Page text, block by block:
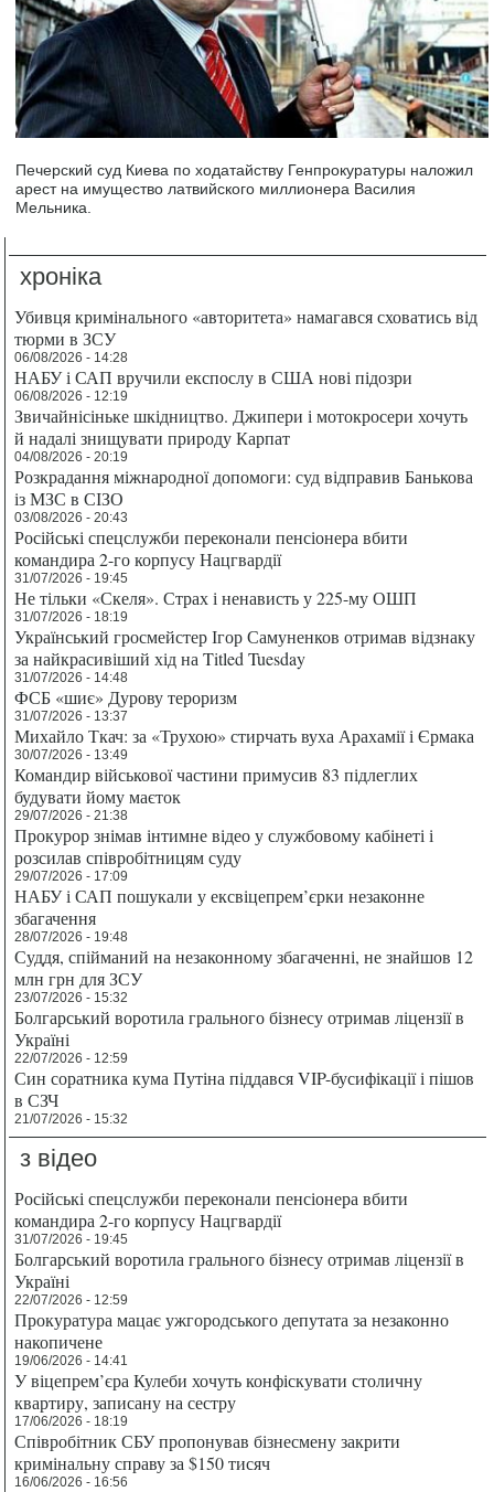
Печерский суд Киева по ходатайству Генпрокуратуры наложил
арест на имущество латвийского миллионера Василия
Мельника.
хроніка
Убивця кримінального «авторитета» намагався сховатись від
тюрми в ЗСУ
06/08/2026 - 14:28
НАБУ і САП вручили експослу в США нові підозри
06/08/2026 - 12:19
Звичайнісіньке шкідництво. Джипери і мотокросери хочуть
й надалі знищувати природу Карпат
04/08/2026 - 20:19
Розкрадання міжнародної допомоги: суд відправив Банькова
із МЗС в СІЗО
03/08/2026 - 20:43
Російські спецслужби переконали пенсіонера вбити
командира 2-го корпусу Нацгвардії
31/07/2026 - 19:45
Не тільки «Скеля». Страх і ненависть у 225-му ОШП
31/07/2026 - 18:19
Український гросмейстер Ігор Самуненков отримав відзнаку
за найкрасивіший хід на Titled Tuesday
31/07/2026 - 14:48
ФСБ «шиє» Дурову тероризм
31/07/2026 - 13:37
Михайло Ткач: за «Трухою» стирчать вуха Арахамії і Єрмака
30/07/2026 - 13:49
Командир військової частини примусив 83 підлеглих
будувати йому маєток
29/07/2026 - 21:38
Прокурор знімав інтимне відео у службовому кабінеті і
розсилав співробітницям суду
29/07/2026 - 17:09
НАБУ і САП пошукали у ексвіцепрем’єрки незаконне
збагачення
28/07/2026 - 19:48
Суддя, спійманий на незаконному збагаченні, не знайшов 12
млн грн для ЗСУ
23/07/2026 - 15:32
Болгарський воротила грального бізнесу отримав ліцензії в
Україні
22/07/2026 - 12:59
Син соратника кума Путіна піддався VIP-бусифікації і пішов
в СЗЧ
21/07/2026 - 15:32
з відео
Російські спецслужби переконали пенсіонера вбити
командира 2-го корпусу Нацгвардії
31/07/2026 - 19:45
Болгарський воротила грального бізнесу отримав ліцензії в
Україні
22/07/2026 - 12:59
Прокуратура мацає ужгородського депутата за незаконно
накопичене
19/06/2026 - 14:41
У віцепрем’єра Кулеби хочуть конфіскувати столичну
квартиру, записану на сестру
17/06/2026 - 18:19
Співробітник СБУ пропонував бізнесмену закрити
кримінальну справу за $150 тисяч
16/06/2026 - 16:56